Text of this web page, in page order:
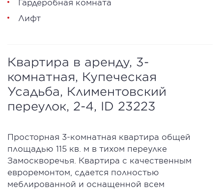
Гардеробная комната
Лифт
Квартира в аренду, 3-
комнатная, Купеческая
Усадьба, Климентовский
переулок, 2-4, ID 23223
Просторная 3-комнатная квартира общей
площадью 115 кв. м в тихом переулке
Замоскворечья. Квартира с качественным
евроремонтом, сдается полностью
меблированной и оснащенной всем